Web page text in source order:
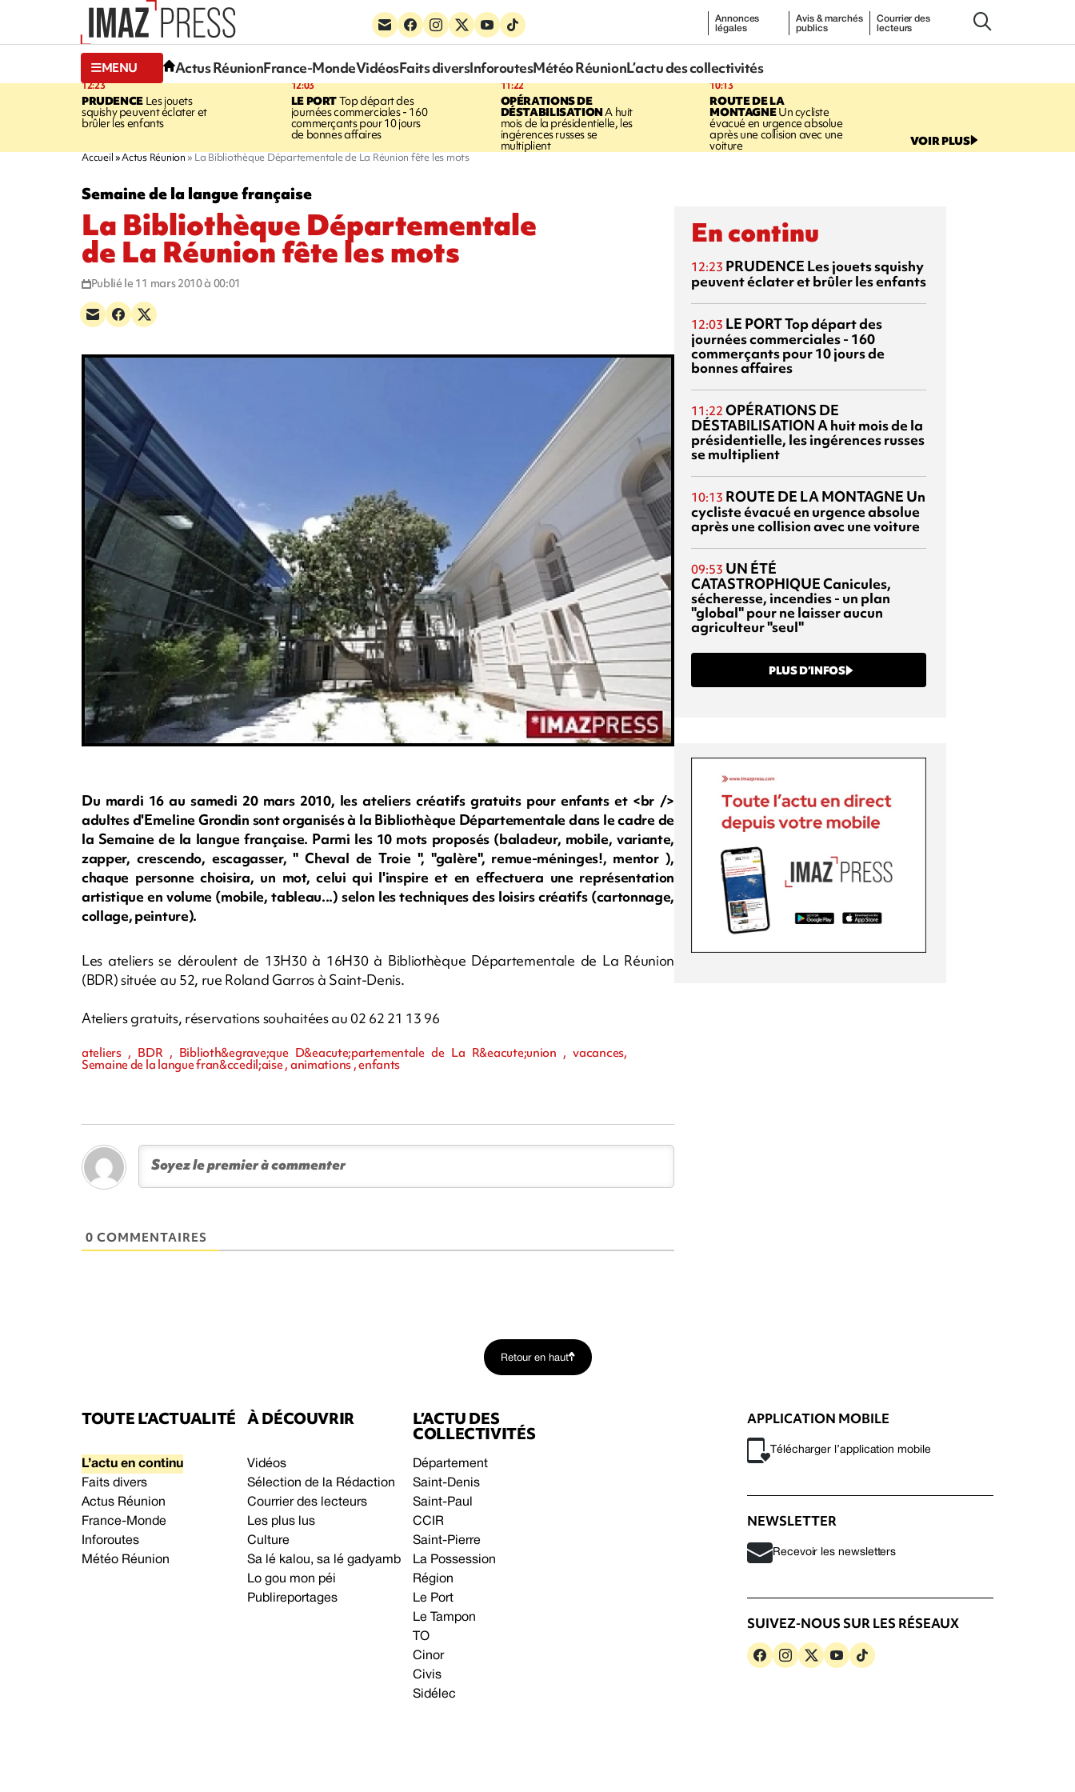
Annonces
légales
Avis & marchés
publics
Courrier des
lecteurs
MENU Actus RéunionFrance-MondeVidéosFaits diversInforoutesMétéo RéunionL’actu des collectivités
12:23
PRUDENCELes jouets
squishy peuvent éclater et
brûler les enfants
12:03
LE PORTTop départ des
journées commerciales - 160
commerçants pour 10 jours
de bonnes affaires
11:22
OPÉRATIONS DE
DÉSTABILISATIONA huit
mois de la présidentielle, les
ingérences russes se
multiplient
10:13
ROUTE DE LA
MONTAGNEUn cycliste
évacué en urgence absolue
après une collision avec une
voiture VOIR PLUS
Accueil Actus Réunion La Bibliothèque Départementale de La Réunion fête les mots
Semaine de la langue française
La Bibliothèque Départementale
de La Réunion fête les mots
Publié le 11 mars 2010 à 00:01
Du mardi 16 au samedi 20 mars 2010, les ateliers créatifs gratuits pour enfants et <br />
adultes d'Emeline Grondin sont organisés à la Bibliothèque Départementale dans le cadre de
la Semaine de la langue française. Parmi les 10 mots proposés (baladeur, mobile, variante,
zapper, crescendo, escagasser, " Cheval de Troie ", "galère", remue-méninges!, mentor ),
chaque personne choisira, un mot, celui qui l'inspire et en effectuera une représentation
artistique en volume (mobile, tableau...) selon les techniques des loisirs créatifs (cartonnage,
collage, peinture).
Les ateliers se déroulent de 13H30 à 16H30 à Bibliothèque Départementale de La Réunion
(BDR) située au 52, rue Roland Garros à Saint-Denis.
Ateliers gratuits, réservations souhaitées au 02 62 21 13 96
ateliers , BDR , Biblioth&egrave;que D&eacute;partementale de La R&eacute;union , vacances,
Semaine de la langue fran&ccedil;aise , animations , enfants
0 COMMENTAIRES
En continu
12:23 PRUDENCE Les jouets squishy
peuvent éclater et brûler les enfants
12:03 LE PORTTop départ des
journées commerciales - 160
commerçants pour 10 jours de
bonnes affaires
11:22 OPÉRATIONS DE
DÉSTABILISATIONA huit mois de la
présidentielle, les ingérences russes
se multiplient
10:13 ROUTE DE LA MONTAGNE Un
cycliste évacué en urgence absolue
après une collision avec une voiture
09:53 UN ÉTÉ
CATASTROPHIQUECanicules,
sécheresse, incendies - un plan
"global" pour ne laisser aucun
agriculteur "seul"
PLUS D’INFOS
Retour en haut
TOUTE L’ACTUALITÉ
L’actu en continu
Faits divers
Actus Réunion
France-Monde
Inforoutes
Météo Réunion
À DÉCOUVRIR
Vidéos
Sélection de la Rédaction
Courrier des lecteurs
Les plus lus
Culture
Sa lé kalou, sa lé gadyamb
Lo gou mon péi
Publireportages
L’ACTU DES
COLLECTIVITÉS
Département
Saint-Denis
Saint-Paul
CCIR
Saint-Pierre
La Possession
Région
Le Port
Le Tampon
TO
Cinor
Civis
Sidélec
APPLICATION MOBILE
Télécharger l’application mobile
NEWSLETTER
Recevoir les newsletters
SUIVEZ-NOUS SUR LES RÉSEAUX